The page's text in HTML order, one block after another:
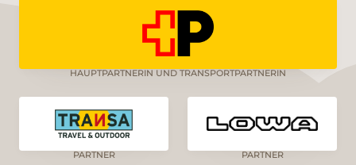
HAUPTPARTNERIN UND TRANSPORTPARTNERIN
PARTNER PARTNER